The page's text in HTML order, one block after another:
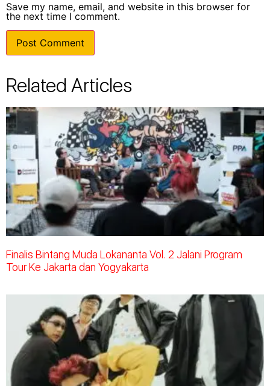
Save my name, email, and website in this browser for
the next time I comment.
Related Articles
Finalis Bintang Muda Lokananta Vol. 2 Jalani Program
Tour Ke Jakarta dan Yogyakarta